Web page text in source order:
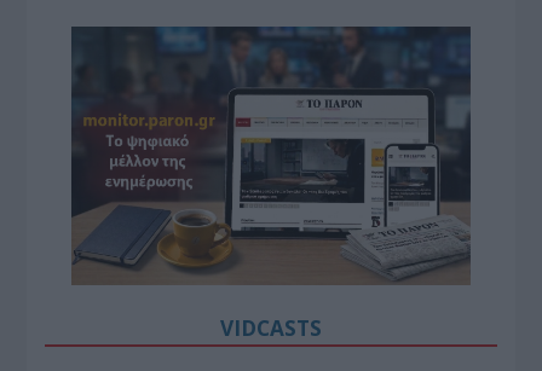
VIDCASTS